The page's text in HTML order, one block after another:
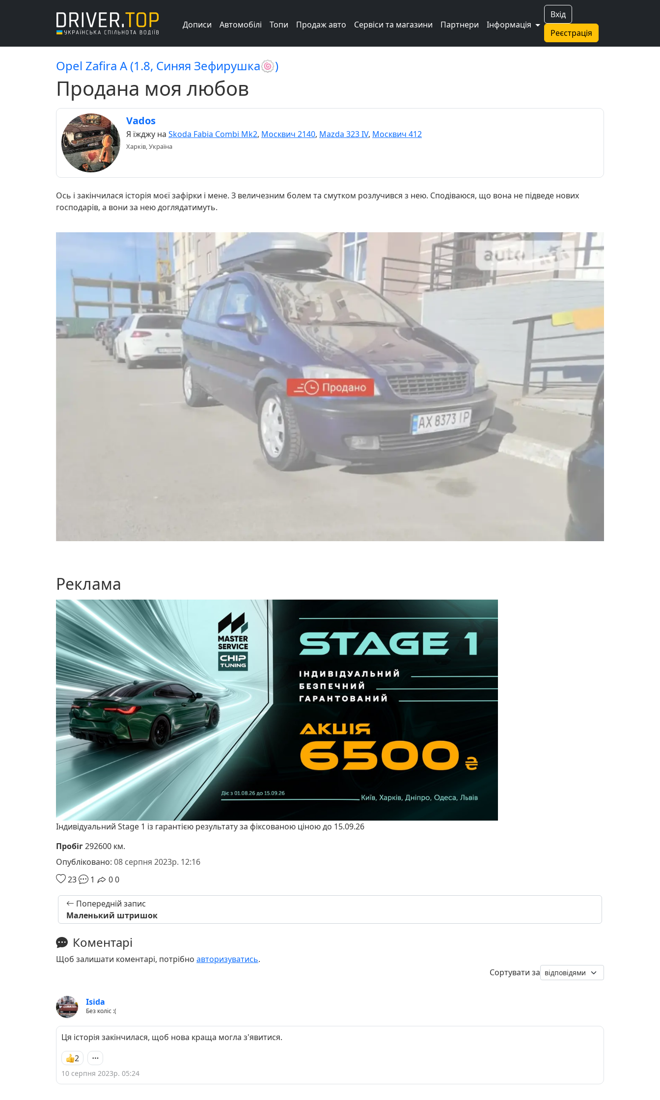
Вхід
Реєстрація
Дописи Автомобілі Топи Продаж авто Сервіси та магазини Партнери Інформація
Opel Zafira A (1.8, Синяя Зефирушка🍥)
Продана моя любов
Vados
Я їжджу на Skoda Fabia Combi Mk2, Москвич 2140, Mazda 323 IV, Москвич 412
Харків, Україна
Ось і закінчилася історія моєї зафірки і мене. З величезним болем та смутком розлучився з нею. Сподіваюся, що вона не підведе нових
господарів, а вони за нею доглядатимуть.
Реклама
Індивідуальний Stage 1 із гарантією результату за фіксованою ціною до 15.09.26
Пробіг292600 км.
Опубліковано: 08 серпня 2023р. 12:16
23
1 00
Попередній запис
Маленький штришок
Коментарі
Щоб залишати коментарі, потрібно авторизуватись.
Сортувати за
Isida
Без коліс :(
Ця історія закінчилася, щоб нова краща могла з'явитися.
2
10 серпня 2023р. 05:24